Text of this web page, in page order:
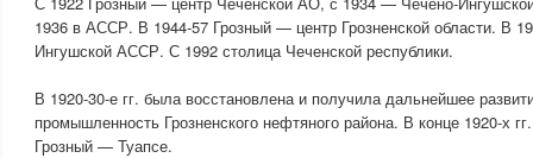
1936 в АССР. В 1944-57 Грозный — центр Грозненской области. В
Ингушской АССР. С 1992 столица Чеченской республики.
В 1920-30-е гг. была восстановлена и получила дальнейшее
промышленность Грозненского нефтяного района. В конце 1920-х
Грозный — Туапсе.